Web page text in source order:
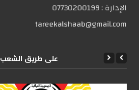
الإدارة :07730200199
tareekalshaab@gmail.com
علی طریق الشعب